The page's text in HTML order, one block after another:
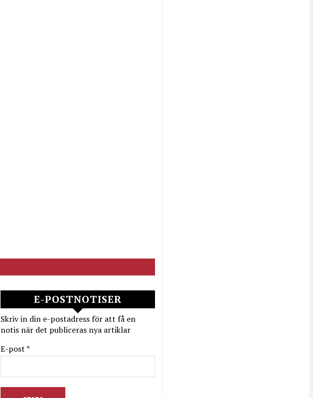
E-POSTNOTISER
Skriv in din e-postadress för att få en
notis när det publiceras nya artiklar
E-post *